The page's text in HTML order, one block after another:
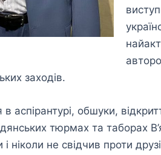
заходів.
обшуки,
тюрмах та таборах
не свідчив проти